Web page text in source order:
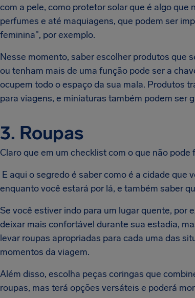
com a pele, como protetor solar que é algo que
perfumes e até maquiagens, que podem ser
feminina", por exemplo.
Nesse momento, saber escolher produtos que
ou tenham mais de uma função pode ser a
ocupem todo o espaço da sua mala. Produtos
para viagens, e miniaturas também podem ser
3. Roupas
Claro que em um checklist com o que não
E aqui o segredo é saber como é a cidade que
enquanto você estará por lá, e também saber
Se você estiver indo para um lugar quente, por
deixar mais confortável durante sua estadia,
levar roupas apropriadas para cada uma das
momentos da viagem.
Além disso, escolha peças coringas que
roupas, mas terá opções versáteis e poderá